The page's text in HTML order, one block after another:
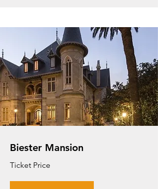
Biester Mansion
Ticket Price